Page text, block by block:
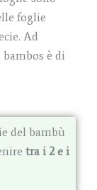
foglie
Ad
è di
del bambù
tra i 2 e i